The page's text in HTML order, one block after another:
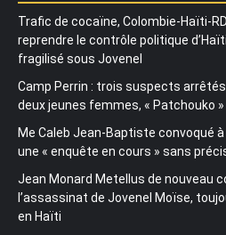
Trafic de cocaïne, Colombie-Haïti-
reprendre le contrôle politique
fragilisé sous Jovenel
Camp Perrin : trois suspects
deux jeunes femmes, « Patchouko
Me Caleb Jean-Baptiste convoqué à
une « enquête en cours » sans
Jean Monard Metellus de nouveau
l’assassinat de Jovenel Moïse,
en Haïti